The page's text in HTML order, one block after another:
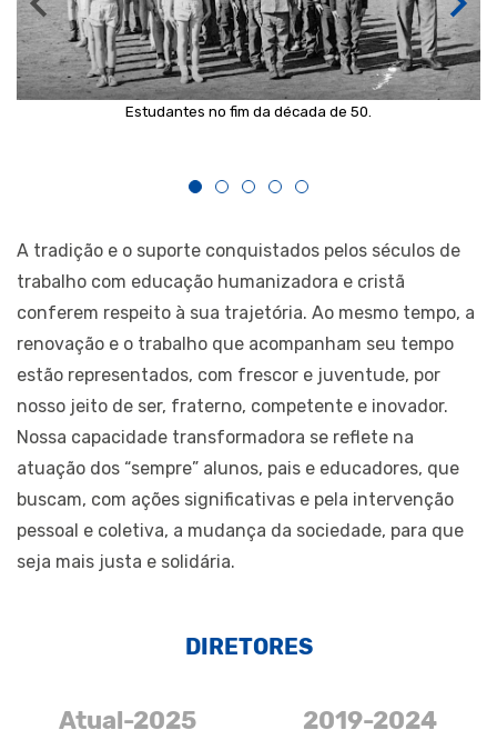
Estudantes no fim da década de 50.
A tradição e o suporte conquistados pelos séculos de
trabalho com educação humanizadora e cristã
conferem respeito à sua trajetória. Ao mesmo tempo, a
renovação e o trabalho que acompanham seu tempo
estão representados, com frescor e juventude, por
nosso jeito de ser, fraterno, competente e inovador.
Nossa capacidade transformadora se reflete na
atuação dos “sempre” alunos, pais e educadores, que
buscam, com ações significativas e pela intervenção
pessoal e coletiva, a mudança da sociedade, para que
seja mais justa e solidária.
DIRETORES
Atual-2025 2019-2024